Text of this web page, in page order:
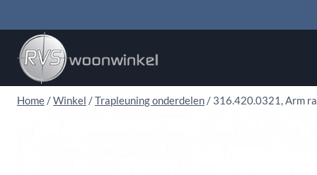
naar
inhoud
Home /Winkel /Trapleuning onderdelen / 316.420.0321, Arm